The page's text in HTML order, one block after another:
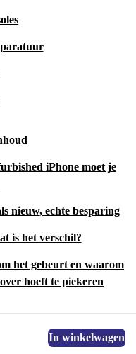
iPhone moet je
nieuw, echte besparing
is het verschil?
het gebeurt en waarom
hoeft te piekeren
In winkelwagen